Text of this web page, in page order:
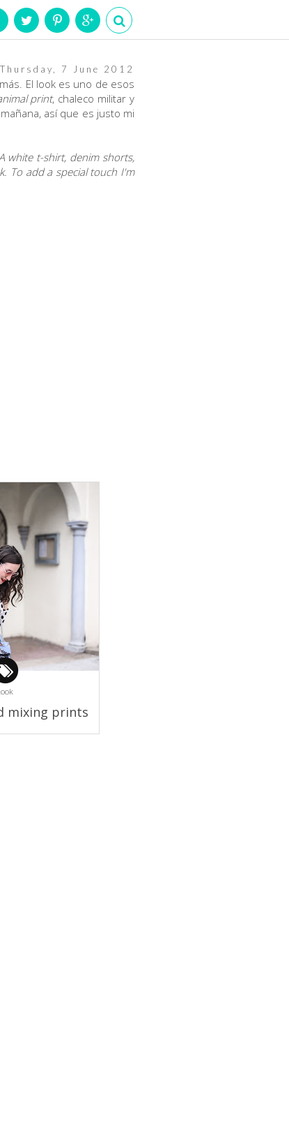
Thursday, 7 June 2012
El look es uno de esos
print, chaleco militar y
así que es justo mi
white t-shirt, denim shorts,
To add a special touch I'm
mixing prints